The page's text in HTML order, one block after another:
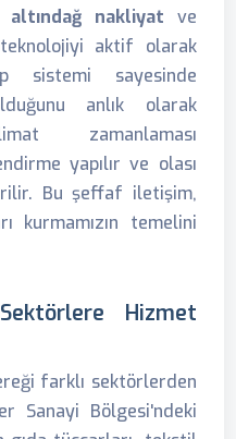
altındağ nakliyat ve
teknolojiyi aktif olarak
sistemi sayesinde
anlık olarak
zamanlaması
yapılır ve olası
Bu şeffaf iletişim,
kurmamızın temelini
Hizmet
farklı sektörlerden
Sanayi Bölgesi'ndeki